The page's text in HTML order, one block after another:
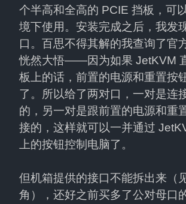
个半高和全高的 PCIE 挡板，可
境下使用。安装完成之后，我发
口。百思不得其解的我查询了官
恍然大悟——因为如果 JetKVM
板上的话，前置的电源和重置按
了。所以给了两对口，一对是连
的，另一对是跟前置的电源和重
接的，这样就可以一并通过
上的按钮控制电脑了。
但机箱提供的接口不能拆出来（
角），还好之前买多了公对母口